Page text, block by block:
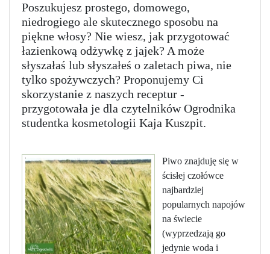
Poszukujesz prostego, domowego,
niedrogiego ale skutecznego sposobu na
piękne włosy? Nie wiesz, jak przygotować
łazienkową odżywkę z jajek? A może
słyszałaś lub słyszałeś o zaletach piwa, nie
tylko spożywczych? Proponujemy Ci
skorzystanie z naszych receptur -
przygotowała je dla czytelników Ogrodnika
studentka kosmetologii Kaja Kuszpit.
Piwo znajduję się w
ścisłej czołówce
najbardziej
popularnych napojów
na świecie
(wyprzedzają go
jedynie woda i